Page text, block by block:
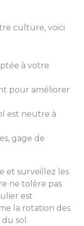
culture, voici
à votre
pour améliorer
est neutre à
gage de
et surveillez les
ne tolère pas
est
la rotation des
sol.